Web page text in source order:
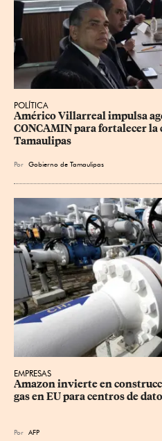
POLÍTICA
Américo Villarreal impulsa
CONCAMIN para fortalecer
Tamaulipas
Por Gobierno de Tamaulipas
EMPRESAS
Amazon invierte en
gas en EU para centros de
Por AFP